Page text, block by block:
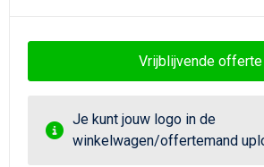
Vrijblijvende offerte
Je kunt jouw logo in de
winkelwagen/offertemand